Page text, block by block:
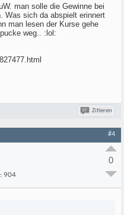
man solle die Gewinne bei
Was sich da abspielt erinnert
man lesen der Kurse gehe
weg.. :lol:
Zitieren
#4
904
0